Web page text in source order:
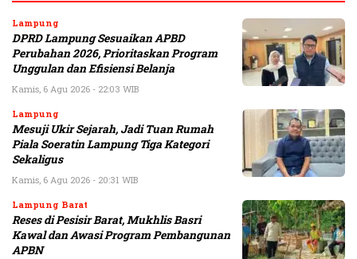
Lampung
DPRD Lampung Sesuaikan APBD
Perubahan 2026, Prioritaskan Program
Unggulan dan Efisiensi Belanja
Kamis, 6 Agu 2026 - 22:03 WIB
Lampung
Mesuji Ukir Sejarah, Jadi Tuan Rumah
Piala Soeratin Lampung Tiga Kategori
Sekaligus
Kamis, 6 Agu 2026 - 20:31 WIB
Lampung Barat
Reses di Pesisir Barat, Mukhlis Basri
Kawal dan Awasi Program Pembangunan
APBN